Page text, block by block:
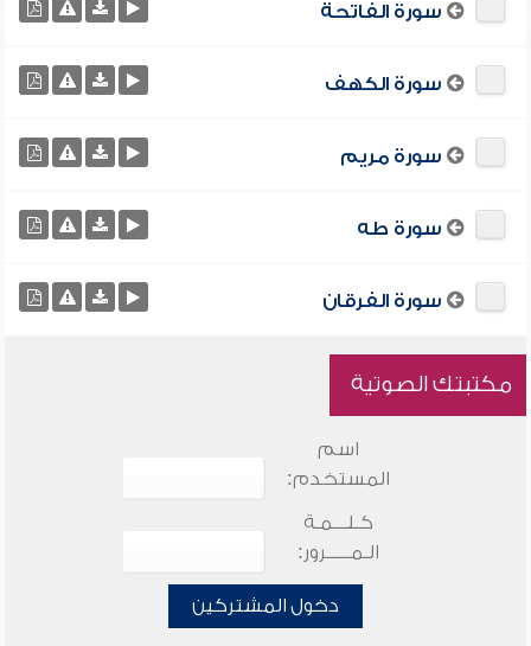
سورة الفاتحة
سورة الكهف
سورة مريم
سورة طه
سورة الفرقان
مكتبتك الصوتية
اسم
المستخدم:
كـلـــمـة
الـمـــــرور:
دخول المشتركين